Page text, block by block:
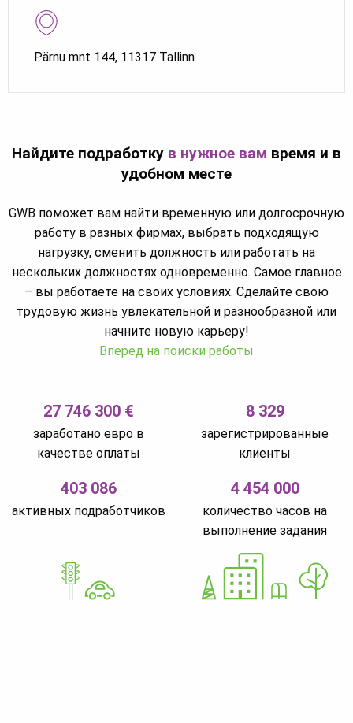
Pärnu mnt 144, 11317 Tallinn
Найдите подработку в нужное вам время и в
удобном месте
GWB поможет вам найти временную или долгосрочную
работу в разных фирмах, выбрать подходящую
нагрузку, сменить должность или работать на
нескольких должностях одновременно. Самое главное
– вы работаете на своих условиях. Сделайте свою
трудовую жизнь увлекательной и разнообразной или
начните новую карьеру!
Вперед на поиски работы
27 746 300 €
заработано евро в
качестве оплаты
8 329
зарегистрированные
клиенты
403 086
активных подработчиков
4 454 000
количество часов на
выполнение задания